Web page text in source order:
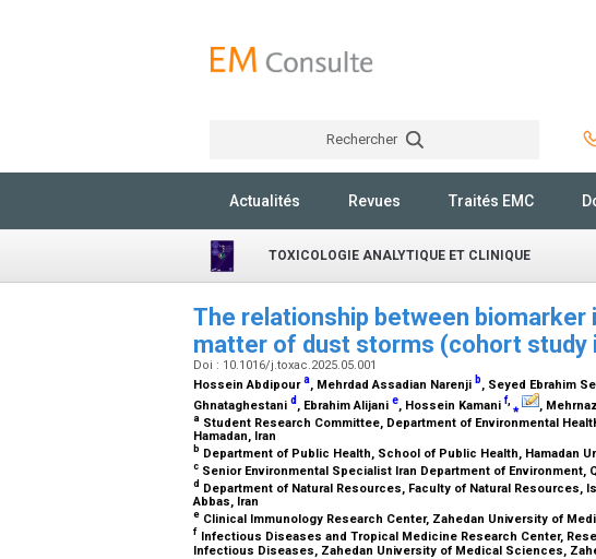
Rechercher
Actualités Revues Traités EMC
TOXICOLOGIE ANALYTIQUE ET CLINIQUE
The relationship between
matter of dust storms (cohort study
Doi : 10.1016/j.toxac.2025.05.001
Hossein Abdipoura, Mehrdad Assadian Narenji b, Seyed Ebrahim
Ghnataghestani d , Ebrahim Alijani e, Hossein Kamani f, ⁎ ,
a Student Research Committee, Department of Environmental
Hamadan, Iran
b Department of Public Health, School of Public Health, Hamadan
c Senior Environmental Specialist Iran Department of Environment,
d Department of Natural Resources, Faculty of Natural Resources,
Abbas, Iran
e Clinical Immunology Research Center, Zahedan University of
f Infectious Diseases and Tropical Medicine Research Center,
Infectious Diseases, Zahedan University of Medical Sciences,